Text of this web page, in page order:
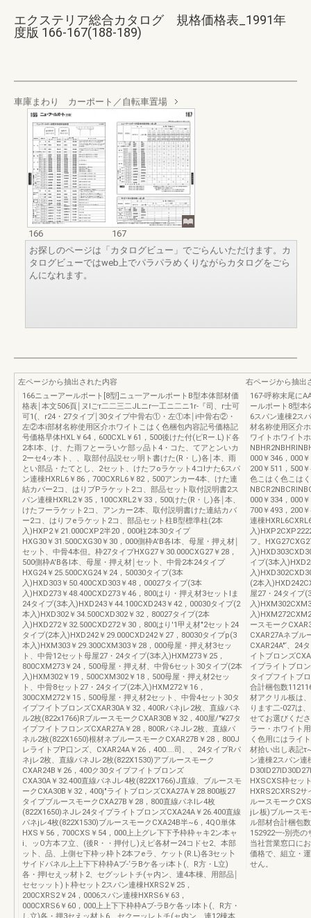
エクステリア総合カタログ 規格価格表_1991年
度版 166-167(188-189)
車庫まわり カーポート／自転車置場
166
167
お探しのページは「カタログビュー」でごらんいただけます。カ
タログビューではweb上でパラパラめくりながらカタログをごら
んになれます。
左ページから抽出された内容
166ニューアールポート[8型]ニュ一アールポートB型本体部材価
格表￨本文506頁￨ヌIごr二二三二JLニr一工ニ二ニ1r-『司、r士可
可1(、r24・27タイプ￨30タイプ中骨右①・左①本￨i中骨右②・
左②本i部材名称使用区介ホワイトこはく色梱包内容記号価格記
号価格早体HXL￥64，600CXL￥61，500後けた付(ピRー.L)ド各
2本l本、け、た雨フとーラいケ部ッ品ト4・コた、てアとンいカ
2ーセ4ッ本ト、、取部付品説セッ明ト書けた(R・し)各￨本、雨
とい部品・たてとし、2セット、けたフoラケット4コlナた6スパ
ン連棟HXRL6￥86，700CXRL6￥82，500アンカー4本、けた連
結カバー2コ、はりブPラケット2コ、部品セット取付説明書2ス
パン連棟HXRL2￥35，100CXRL2￥33，500けた(R・し)各￨本、
けたフーラケット2コ、アンカー2本、取付説明書けた連結カバ
ー2コ、はりフeラケット2コ、部品セット柱B型標準柱(2本
入)HXP2￥21.000CXP2半20，000柱2本30タイプ
HXG30￥31.500CXG30￥30，000側枠A'B各l本、母屋・押え材￨
セッ卜、中骨4本但。枠27タイプHXG27￥30.000CXG27￥28，
500側枠A'B各l本、母屋・押え材￨セッ卜、中骨2本24タイプ
HXG24￥25.500CXG24￥24，50030タイプ(3本
入)HXD303￥50.400CXD303￥48，00027タイプ(3本
入)HXD273￥48.400CXD273￥46，800はり・押え材3セットlま
24タイプ(3本入)HXD243￥44.100CXD243￥42，00030タイプ(2
本入)HXD302￥34.500CXD302￥32，80027タイプ(2本
入)HXD272￥32.500CXD272￥30，800はり'1甲え材"2セット24
タイプ(2本入)HXD242￥29.000CXD242￥27，80030タイプp(3
本入)HXM303￥29.300CXM303￥28，000母屋・押え材3セッ
ト、中骨12セット母屋27・24タイプ(3本入)HXM273￥25，
800CXM273￥24，500母屋・押え材、中骨6セット30タイプ(2本
入)HXM302￥19，500CXM302￥18，500母屋・押え材2セッ
ト、中骨8セット27・24タイプ(2本入)HXM272￥16，
300CXM272￥15，500母屋・押え材2セット、中骨4セット30タ
イプフイ卜ブロンズCXAR30A￥32，400Rパネjレ2枚、直線パネ
ル2枚(822x1766)RブルースモークCXAR30B￥32，400屋/"¥27タ
イプフイトフロンズCXAR27A￥28，800RパネJレ2枚、直線パ
ネル2枚(822X1650)根材ネブルースモークCXAR27B￥28，800J
レライトブP口ンズ、CXAR24A￥26，400....司、、24タイプRパ
ネjレ2枚、直線パネJレ2枚(822X1530)アブルースモーク
CXAR24B￥26，400ク30タイプフイトブロンズ
CXA30A￥32.400直線パネJレ4枚(822X1766)J直線、ブルースモ
ークCXA30B￥32，400j"ライトブロンズCXA27A￥28.800板27
タイプブルースモークCXA27B￥28，800直線パネlレ4枚
(822X1650)ネJレ24タイプライトブロンズCXA24A￥26.400直線
パネjレ4枚(822X1530)ブルースモークCXA24B半~6，4QO単体
HXS￥56，700CXS￥54，000上上グレ下下予枠枠ャキ2ン本ャ
i、ッO方本フ立、(後R・・押付し)えピ各材ー24コドセ2、本部
ッ卜、品、上側セ下枠ッ枠卜2本フeラ、ケット(R.L)各3セッ卜
サイドパネル上上下下枠枠Aブ-‘ラBケ各ッi本ト(、R方・L立)
各・押lセえッ材ト2、セグッレトチ(ャ内ン、連4本棟、用部品￨
セセッット)ト枠セット2スパン連棟HXRS2￥25，
200CXRS2￥24，0006スパン連棟HXRS6￥63，
000CXRS6￥60，000上上下下枠枠Aブ-ラBケ各ッl本ト(、R方・
し立)各・押3セえッ材ト6、セクーッレトチ(ャ内ン、連12棟本
右ページから抽出
167-呼称末尾に
ールポート8型本
6スパン連棟2ス
材名称使用区介
ワイトホワイ卜
000￥346，000
200￥511，500
色こはく色こは
000￥334，000
700￥493，200
連棟
入
フ。
入
イプ(3本入
入
(2本入
屋27・24タイプ
入
入
ースモーク
CXAR27Aネブル
CXAR24A"‘、24
イ卜ブロンズ
イプライトブロ
タイプフイトブ
合計梱包数
材アクリル板は
ります二-027は
せてお選びくだ
ラー・ホワイト
く色用にはライ
材拾い出し表記
ン連棟2スパン連
HXSCXS枠セッ
HXRS2CXRS2
ルースモーク
jレ板)ブルースモ
ル部材合計梱包
152922一-別売
当社営業窓口に
価格で、組立・
せん。